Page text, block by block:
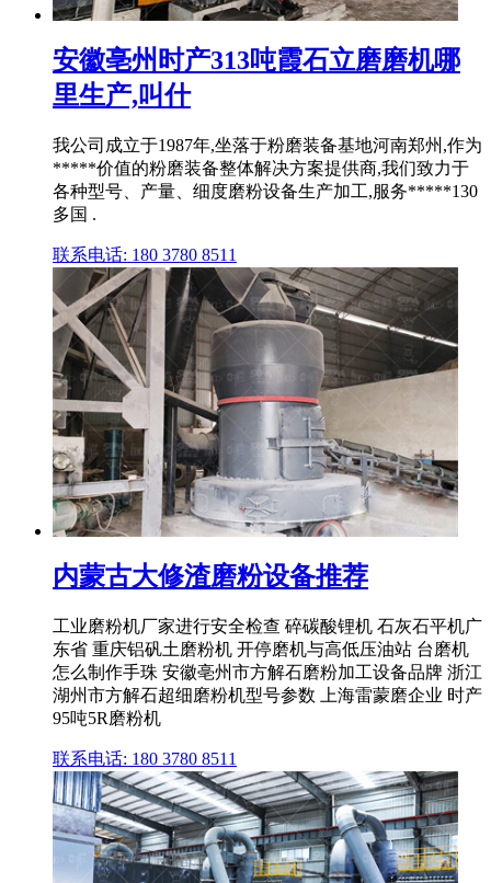
安徽亳州时产313吨霞石立磨磨机哪
里生产,叫什
我公司成立于1987年,坐落于粉磨装备基地河南郑州,作为
*****价值的粉磨装备整体解决方案提供商,我们致力于
各种型号、产量、细度磨粉设备生产加工,服务*****130
多国 .
联系电话: 180 3780 8511
内蒙古大修渣磨粉设备推荐
工业磨粉机厂家进行安全检查 碎碳酸锂机 石灰石平机广
东省 重庆铝矾土磨粉机 开停磨机与高低压油站 台磨机
怎么制作手珠 安徽亳州市方解石磨粉加工设备品牌 浙江
湖州市方解石超细磨粉机型号参数 上海雷蒙磨企业 时产
95吨5R磨粉机
联系电话: 180 3780 8511